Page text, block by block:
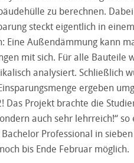
zu berechnen.
steckt eigentlich in einem
Eine Außendämmung kann
mit sich. Für alle Bauteile
analysiert. Schließlich
ergeben
Das Projekt brachte die
auch sehr lehrreich!“
Professional in sieben
bis Ende Februar möglich.